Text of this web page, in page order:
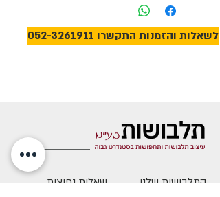
לשאלות והזמנות התקשרו 052-3261911
שאלות נפוצות
התלבושות שלנו